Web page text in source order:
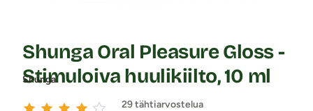
Shunga
Shunga Oral Pleasure Gloss -
Stimuloiva huulikiilto, 10 ml
29 tähtiarvostelua